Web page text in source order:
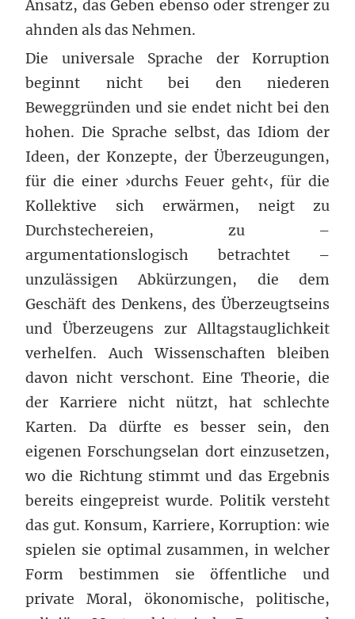
Ansatz, das Geben ebenso oder strenger zu
ahnden als das Nehmen.
Die universale Sprache der Korruption
beginnt nicht bei den niederen
Beweggründen und sie endet nicht bei den
hohen. Die Sprache selbst, das Idiom der
Ideen, der Konzepte, der Überzeugungen,
für die einer ›durchs Feuer geht‹, für die
Kollektive sich erwärmen, neigt zu
Durchstechereien, zu –
argumentationslogisch betrachtet –
unzulässigen Abkürzungen, die dem
Geschäft des Denkens, des Überzeugtseins
und Überzeugens zur Alltagstauglichkeit
verhelfen. Auch Wissenschaften bleiben
davon nicht verschont. Eine Theorie, die
der Karriere nicht nützt, hat schlechte
Karten. Da dürfte es besser sein, den
eigenen Forschungselan dort einzusetzen,
wo die Richtung stimmt und das Ergebnis
bereits eingepreist wurde. Politik versteht
das gut. Konsum, Karriere, Korruption: wie
spielen sie optimal zusammen, in welcher
Form bestimmen sie öffentliche und
private Moral, ökonomische, politische,